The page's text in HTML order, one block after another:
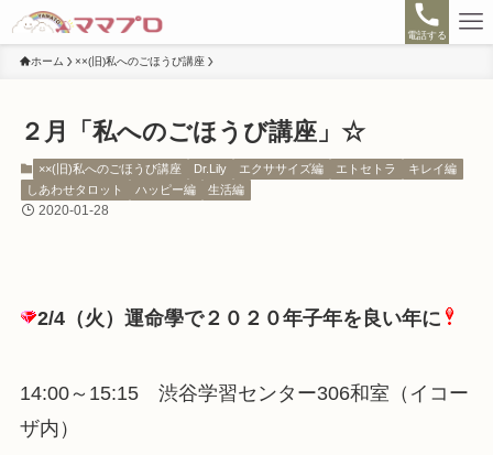
電話する
ホーム ××(旧)私へのごほうび講座
２月「私へのごほうび講座」☆
××(旧)私へのごほうび講座 Dr.Lily エクササイズ編 エトセトラ
キレイ編
しあわせタロット
ハッピー編 生活編
2020-01-28
2/4（火）運命學で２０２０年子年を良い年に
14:00～15:15 渋谷学習センター306和室（イコー
ザ内）